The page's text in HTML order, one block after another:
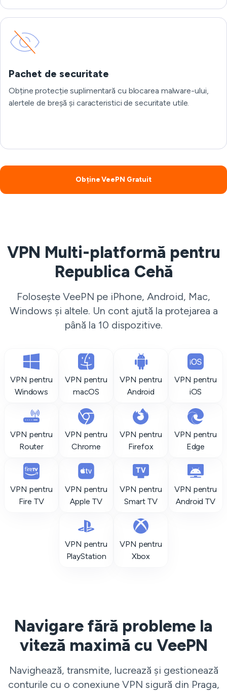
Pachet de securitate
Obține protecție suplimentară cu blocarea malware-ului,
alertele de breșă și caracteristici de securitate utile.
Obține VeePN Gratuit
VPN Multi-platformă pentru
Republica Cehă
Folosește VeePN pe iPhone, Android, Mac,
Windows și altele. Un cont ajută la protejarea a
până la 10 dispozitive.
VPN pentru
Windows
VPN pentru
macOS
VPN pentru
Android
VPN pentru
iOS
VPN pentru
Router
VPN pentru
Chrome
VPN pentru
Firefox
VPN pentru
Edge
VPN pentru
Fire TV
VPN pentru
Apple TV
VPN pentru
Smart TV
VPN pentru
Android TV
VPN pentru
PlayStation
VPN pentru
Xbox
Navigare fără probleme la
viteză maximă cu VeePN
Navighează, transmite, lucrează și gestionează
conturile cu o conexiune VPN sigură din Praga,